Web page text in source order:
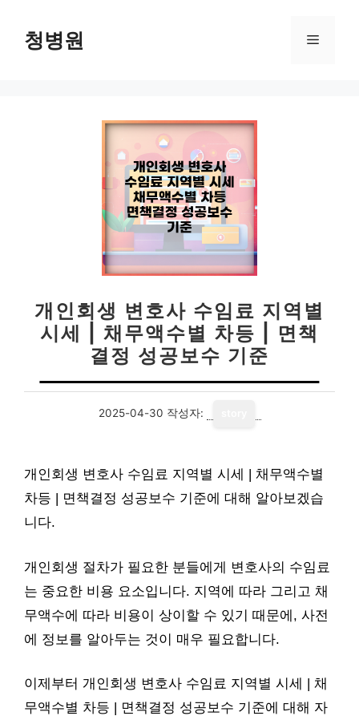
청병원 메
개인회생 변호사 수임료 지역별
시세 | 채무액수별 차등 | 면책
결정 성공보수 기준
2025-04-30 작성자:
개인회생 변호사 수임료 지역별 시세 | 채무액수별
차등 | 면책결정 성공보수 기준에 대해 알아보겠습
니다.
개인회생 절차가 필요한 분들에게 변호사의 수임료
는 중요한 비용 요소입니다. 지역에 따라 그리고 채
무액수에 따라 비용이 상이할 수 있기 때문에, 사전
에 정보를 알아두는 것이 매우 필요합니다.
이제부터 개인회생 변호사 수임료 지역별 시세 | 채
무액수별 차등 | 면책결정 성공보수 기준에 대해 자